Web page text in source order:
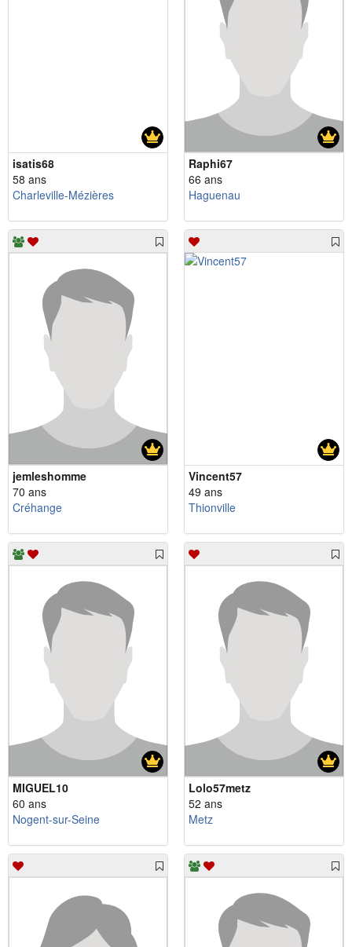
isatis68
58 ans
Charleville-Mézières
Raphi67
66 ans
Haguenau
jemleshomme
70 ans
Créhange
Vincent57
49 ans
Thionville
MIGUEL10
60 ans
Nogent-sur-Seine
Lolo57metz
52 ans
Metz